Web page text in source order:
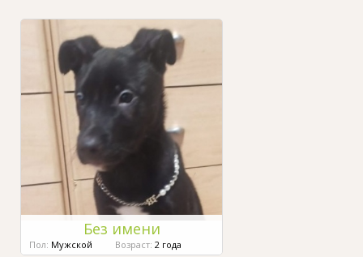
Без имени
Пол: Мужской Возраст: 2 года